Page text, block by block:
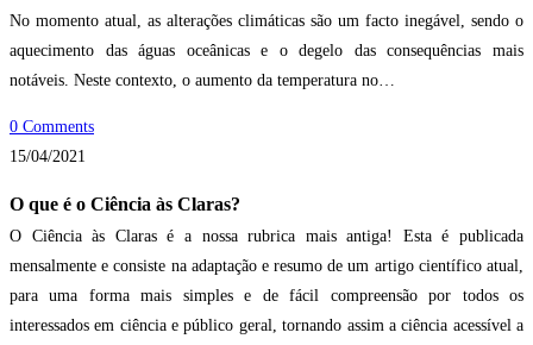
No momento atual, as alterações climáticas são um facto inegável, sendo o
aquecimento das águas oceânicas e o degelo das consequências mais
notáveis. Neste contexto, o aumento da temperatura no…
0 Comments
15/04/2021
O que é o Ciência às Claras?
O Ciência às Claras é a nossa rubrica mais antiga! Esta é publicada
mensalmente e consiste na adaptação e resumo de um artigo científico atual,
para uma forma mais simples e de fácil compreensão por todos os
interessados em ciência e público geral, tornando assim a ciência acessível a